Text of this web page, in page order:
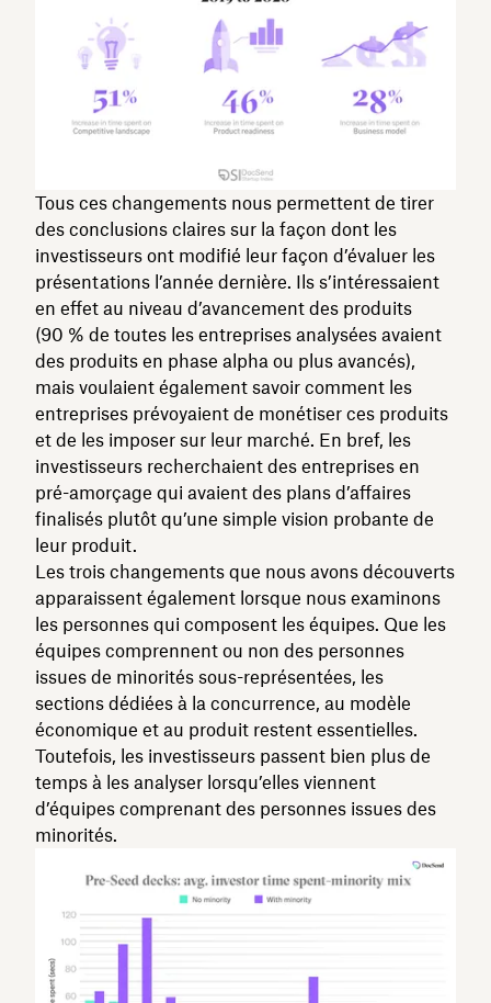
Tous ces changements nous permettent de tirer
des conclusions claires sur la façon dont les
investisseurs ont modifié leur façon d’évaluer les
présentations l’année dernière. Ils s’intéressaient
en effet au niveau d’avancement des produits
(90 % de toutes les entreprises analysées avaient
des produits en phase alpha ou plus avancés),
mais voulaient également savoir comment les
entreprises prévoyaient de monétiser ces produits
et de les imposer sur leur marché. En bref, les
investisseurs recherchaient des entreprises en
pré-amorçage qui avaient des plans d’affaires
finalisés plutôt qu’une simple vision probante de
leur produit.
Les trois changements que nous avons découverts
apparaissent également lorsque nous examinons
les personnes qui composent les équipes. Que les
équipes comprennent ou non des personnes
issues de minorités sous-représentées, les
sections dédiées à la concurrence, au modèle
économique et au produit restent essentielles.
Toutefois, les investisseurs passent bien plus de
temps à les analyser lorsqu’elles viennent
d’équipes comprenant des personnes issues des
minorités.